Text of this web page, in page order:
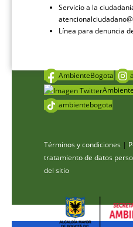
Servicio a la
Línea para denuncia
AmbienteBogota
ambientebogota
Términos y condiciones |
tratamiento de datos
del sitio